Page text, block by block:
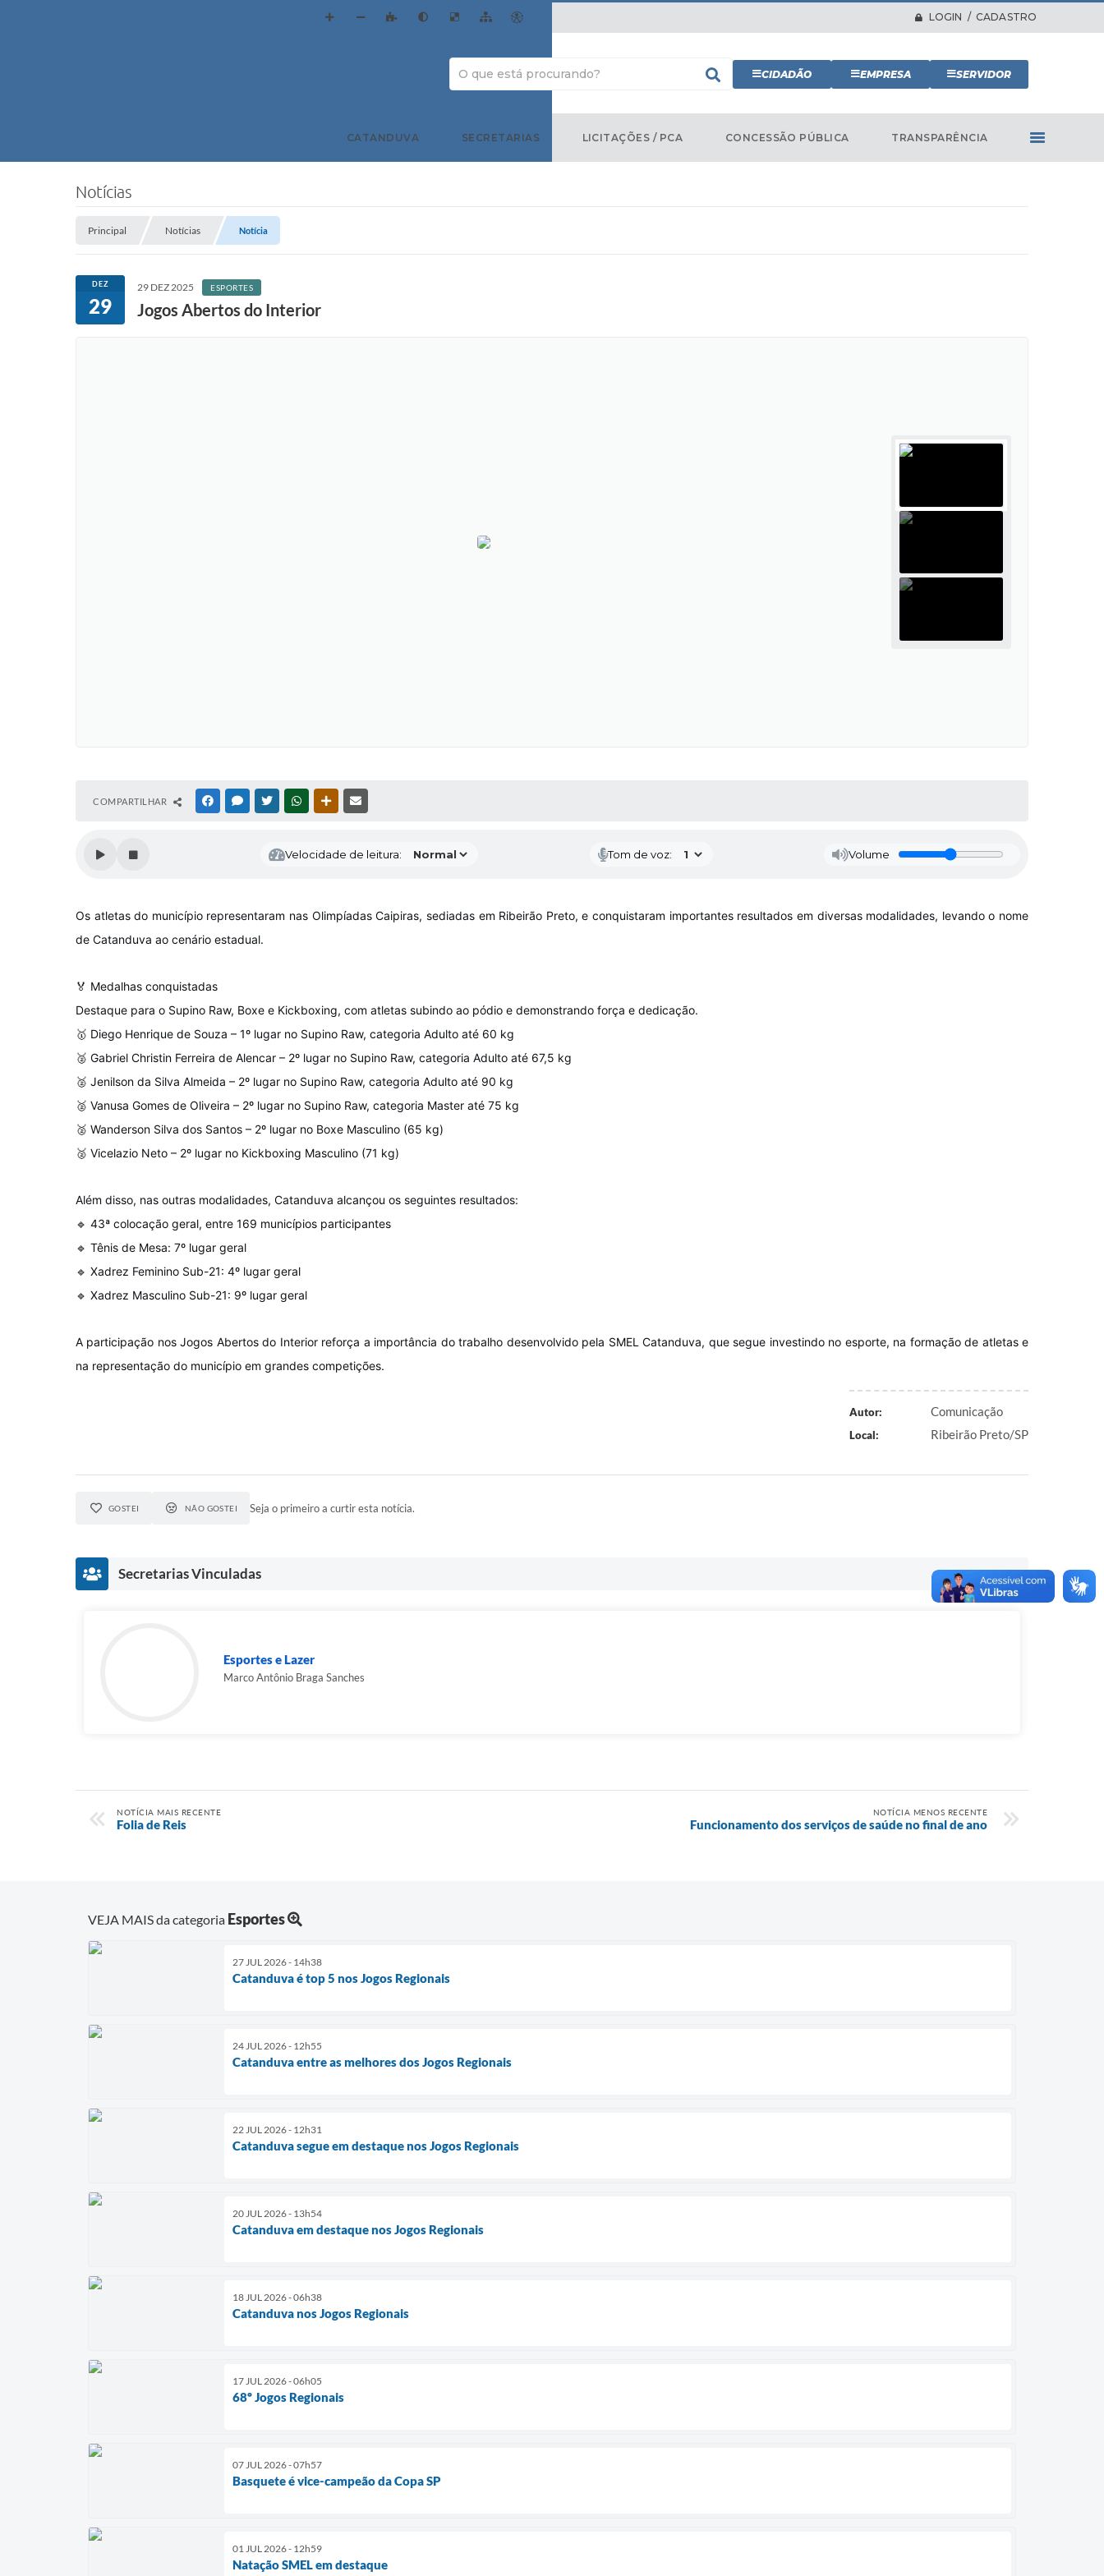
LOGIN / CADASTRO
CIDADÃO EMPRESA SERVIDOR
CATANDUVA SECRETARIAS LICITAÇÕES / PCA CONCESSÃO PÚBLICA TRANSPARÊNCIA
Notícias
Principal Notícias Notícia
DEZ
29
29 DEZ 2025 ESPORTES
Jogos Abertos do Interior
COMPARTILHAR FACEBOOKMESSENGER
TWITTERWHATSAPPOUTRAS MÍDIAS
Velocidade de leitura: Tom de voz: Volume
Os atletas do município representaram nas Olimpíadas Caipiras, sediadas em Ribeirão Preto, e conquistaram importantes resultados em diversas modalidades, levando o nome
de Catanduva ao cenário estadual.
🏅 Medalhas conquistadas
Destaque para o Supino Raw, Boxe e Kickboxing, com atletas subindo ao pódio e demonstrando força e dedicação.
🥇 Diego Henrique de Souza – 1º lugar no Supino Raw, categoria Adulto até 60 kg
🥈 Gabriel Christin Ferreira de Alencar – 2º lugar no Supino Raw, categoria Adulto até 67,5 kg
🥈 Jenilson da Silva Almeida – 2º lugar no Supino Raw, categoria Adulto até 90 kg
🥈 Vanusa Gomes de Oliveira – 2º lugar no Supino Raw, categoria Master até 75 kg
🥈 Wanderson Silva dos Santos – 2º lugar no Boxe Masculino (65 kg)
🥈 Vicelazio Neto – 2º lugar no Kickboxing Masculino (71 kg)
Além disso, nas outras modalidades, Catanduva alcançou os seguintes resultados:
🔹 43ª colocação geral, entre 169 municípios participantes
🔹 Tênis de Mesa: 7º lugar geral
🔹 Xadrez Feminino Sub-21: 4º lugar geral
🔹 Xadrez Masculino Sub-21: 9º lugar geral
A participação nos Jogos Abertos do Interior reforça a importância do trabalho desenvolvido pela SMEL Catanduva, que segue investindo no esporte, na formação de atletas e
na representação do município em grandes competições.
Autor: Comunicação
Local: Ribeirão Preto/SP
GOSTEI NÃO GOSTEI Seja o primeiro a curtir esta notícia.
Secretarias Vinculadas
Esportes e Lazer
Marco Antônio Braga Sanches
NOTÍCIA MAIS RECENTE
Folia de Reis
NOTÍCIA MENOS RECENTE
Funcionamento dos serviços de saúde no final de ano
VEJA MAIS da categoria Esportes
27 JUL 2026 - 14h38
Catanduva é top 5 nos Jogos Regionais
24 JUL 2026 - 12h55
Catanduva entre as melhores dos Jogos Regionais
22 JUL 2026 - 12h31
Catanduva segue em destaque nos Jogos Regionais
20 JUL 2026 - 13h54
Catanduva em destaque nos Jogos Regionais
18 JUL 2026 - 06h38
Catanduva nos Jogos Regionais
17 JUL 2026 - 06h05
68º Jogos Regionais
07 JUL 2026 - 07h57
Basquete é vice-campeão da Copa SP
01 JUL 2026 - 12h59
Natação SMEL em destaque